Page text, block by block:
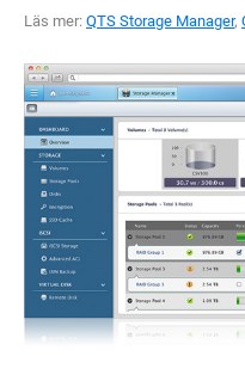
Läs mer: QTS Storage Manager,